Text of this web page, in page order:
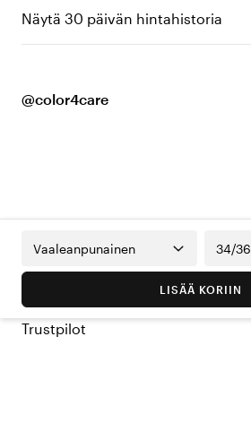
Näytä 30 päivän hintahistoria
@color4care
Vaaleanpunainen 34/36
LISÄÄ KORIIN
Trustpilot